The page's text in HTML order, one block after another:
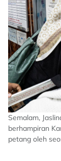
Semalam,
berhampiran
petang oleh